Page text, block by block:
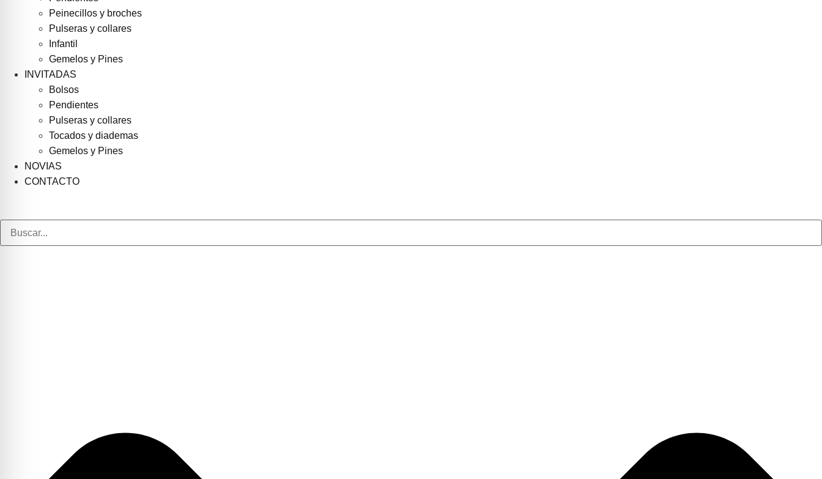
Peinecillos y broches
Pulseras y collares
Infantil
Gemelos y Pines
INVITADAS
Bolsos
Pendientes
Pulseras y collares
Tocados y diademas
Gemelos y Pines
NOVIAS
CONTACTO